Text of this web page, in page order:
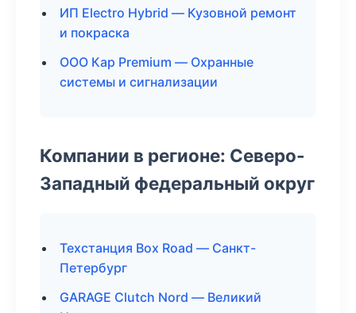
ИП Electro Hybrid — Кузовной ремонт
и покраска
ООО Кар Premium — Охранные
системы и сигнализации
Компании в регионе: Северо-
Западный федеральный округ
Техстанция Box Road — Санкт-
Петербург
GARAGE Clutch Nord — Великий